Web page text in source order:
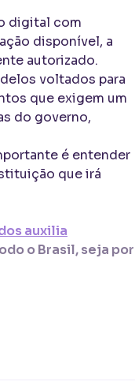
digital com
disponível, a
autorizado.
voltados para
que exigem um
do governo,
é entender
que irá
auxilia
o Brasil, seja por